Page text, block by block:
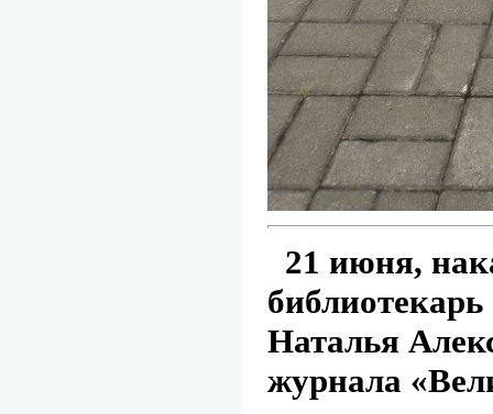
21 июня,
Наталья
журнала